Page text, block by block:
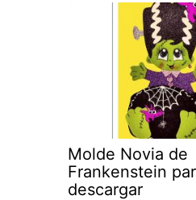
Molde Novia de
Frankenstein
descargar